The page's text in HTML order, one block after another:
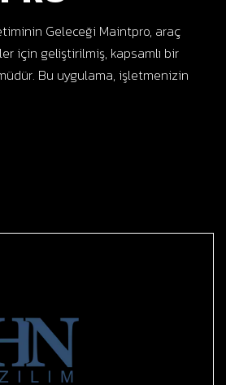
Geleceği Maintpro, araç
için geliştirilmiş, kapsamlı bir
Bu uygulama, işletmenizin